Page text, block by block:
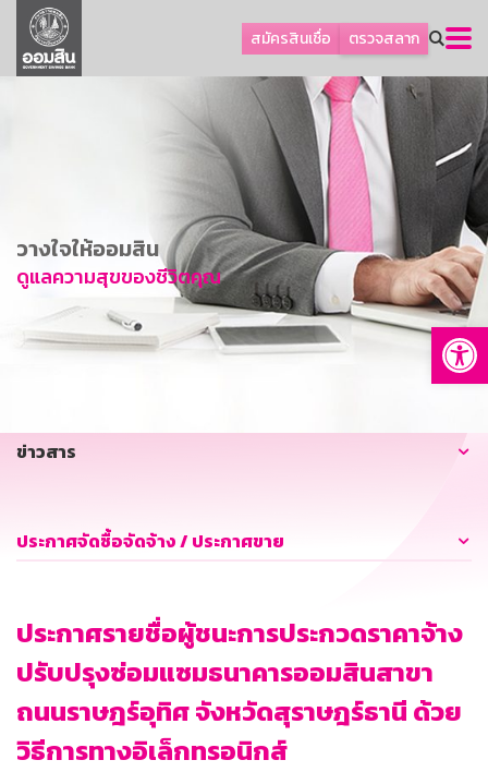
สมัครสินเชื่อ ตรวจสลาก
ลูกค้าธุรกิจ
ลูกค้าผู้ประกอบรายย่อย
การพัฒนาที่ยั่งยืน
ข่าวสาร
บริการทางการเงิน
อื่นๆ
วางใจให้ออมสิน
ดูแลความสุขของชีวิตคุณ
ข่าวสาร
ประกาศจัดซื้อจัดจ้าง / ประกาศขาย
ประกาศรายชื่อผู้ชนะการประกวดราคาจ้าง
ปรับปรุงซ่อมแซมธนาคารออมสินสาขา
ถนนราษฎร์อุทิศ จังหวัดสุราษฎร์ธานี ด้วย
วิธีการทางอิเล็กทรอนิกส์